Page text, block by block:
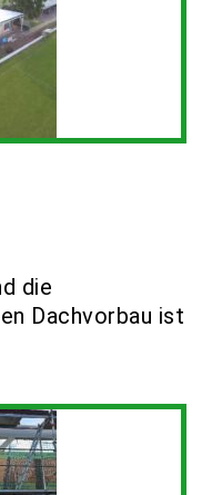
die
Dachvorbau ist